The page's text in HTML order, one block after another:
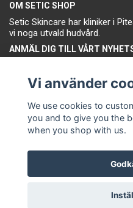
OM SETIC SHOP
Setic Skincare har kliniker i
vi noga utvald hudvård.
ANMÄL DIG TILL VÅRT
© Copyright
Vi använder
We use cookies to
you and to give you the
when you shop with us.